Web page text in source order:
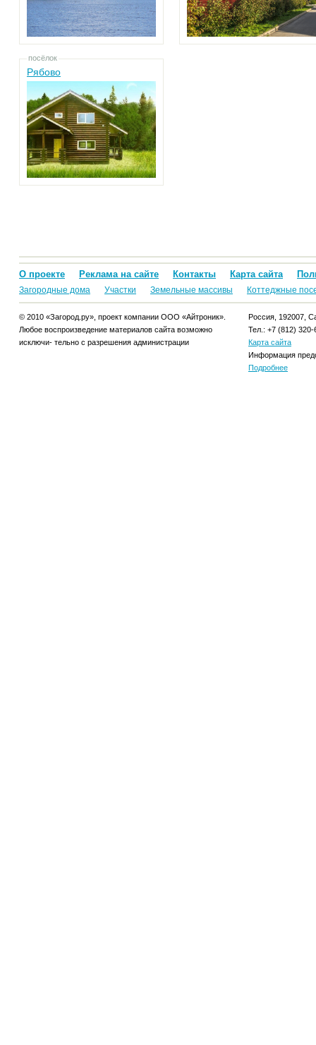
посёлок
Рябово
О проекте Реклама на сайте Контакты Карта сайта
Загородные дома Участки Земельные массивы Коттеджные
© 2010 «Загород.ру», проект компании ООО «Айтроник».
Любое воспроизведение материалов сайта возможно
исключи- тельно с разрешения администрации
Россия, 192007,
Тел.: +7 (812) 320-
Карта сайта
Информация
Подробнее